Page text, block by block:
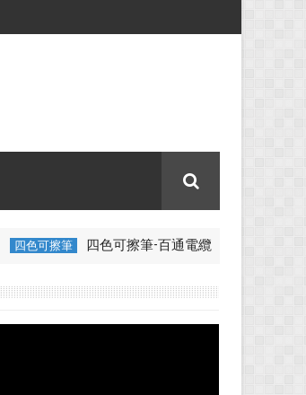
四色可擦筆-百通電纜 350ML 折疊矽膠咖啡杯特色